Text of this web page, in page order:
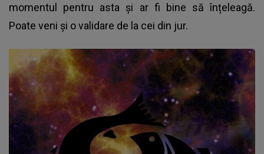
momentul pentru asta și ar fi bine să înțeleagă.
Poate veni și o validare de la cei din jur.